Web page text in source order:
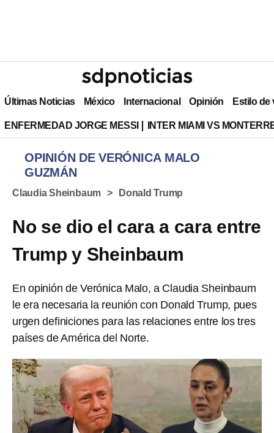
Últimas Noticias México Internacional Opinión Estilo de
ENFERMEDAD JORGE MESSI INTER MIAMI VS
OPINIÓN DE VERÓNICA MALO
GUZMÁN
Claudia Sheinbaum Donald Trump
No se dio el cara a cara entre
Trump y Sheinbaum
En opinión de Verónica Malo, a Claudia Sheinbaum
le era necesaria la reunión con Donald Trump, pues
urgen definiciones para las relaciones entre los tres
países de América del Norte.